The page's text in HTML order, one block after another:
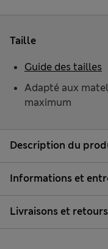
Description du
Informations et
Livraisons et retours
Taille
Adapté aux
maximum
Guide des tailles